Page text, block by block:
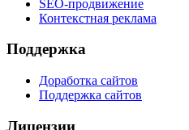
SEO-продвижение
Контекстная реклама
Поддержка
Доработка сайтов
Поддержка сайтов
Лицензии